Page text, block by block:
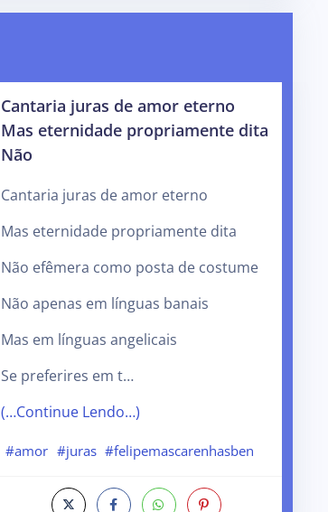
Cantaria juras de amor eterno
Mas eternidade propriamente dita
Não
Cantaria juras de amor eterno
Mas eternidade propriamente dita
Não efêmera como posta de costume
Não apenas em línguas banais
Mas em línguas angelicais
Se preferires em t…
(…Continue Lendo…)
#amor #juras #felipemascarenhasben